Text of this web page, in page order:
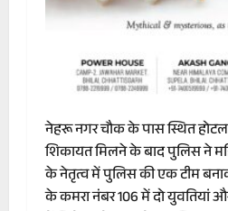
नेहरू नगर चौक के पास स्थित होटल
शिकायत मिलने के बाद पुलिस ने
के नेतृत्व में पुलिस की एक टीम
के कमरा नंबर 106 में दो युवतियां